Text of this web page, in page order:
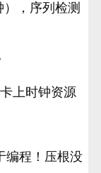
，序列检测
上时钟资源
编程！压根没